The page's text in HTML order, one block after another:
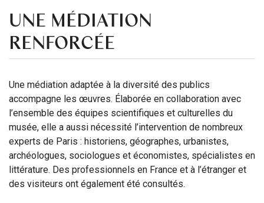
UNE MÉDIATION
RENFORCÉE
Une médiation adaptée à la diversité des publics
accompagne les œuvres. Élaborée en collaboration avec
l’ensemble des équipes scientifiques et culturelles du
musée, elle a aussi nécessité l’intervention de nombreux
experts de Paris : historiens, géographes, urbanistes,
archéologues, sociologues et économistes, spécialistes en
littérature. Des professionnels en France et à l’étranger et
des visiteurs ont également été consultés.